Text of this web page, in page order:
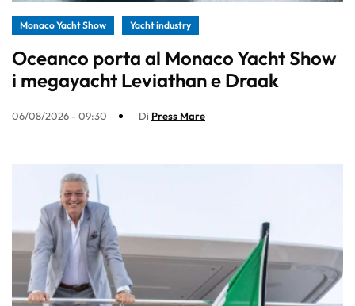
Monaco Yacht Show Yacht industry
Oceanco porta al Monaco Yacht Show
i megayacht Leviathan e Draak
06/08/2026 - 09:30 Di Press Mare